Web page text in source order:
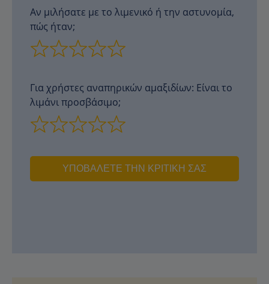
Αν μιλήσατε με το λιμενικό ή την αστυνομία,
πώς ήταν;
Για χρήστες αναπηρικών αμαξιδίων: Είναι το
λιμάνι προσβάσιμο;
ΥΠΟΒΆΛΕΤΕ ΤΗΝ ΚΡΙΤΙΚΉ ΣΑΣ